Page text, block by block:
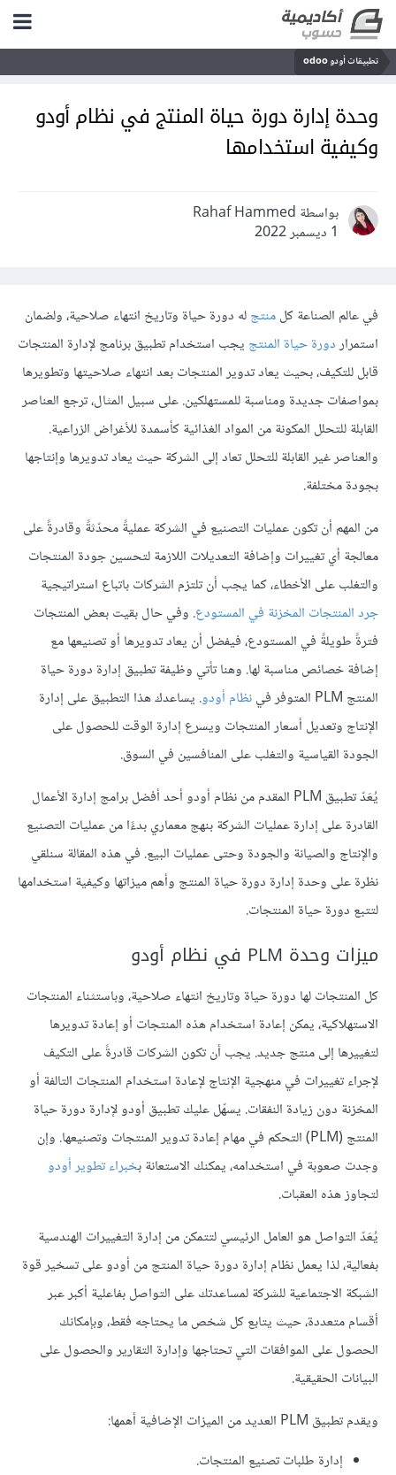
تطبيقات أودو odoo
وحدة إدارة دورة حياة المنتج في نظام أودو
وكيفية استخدامها
بواسطة Rahaf Hammed
1 ديسمبر 2022
في عالم الصناعة كلمنتجله دورة حياة وتاريخ انتهاء صلاحية، ولضمان
استمراردورة حياة المنتج يجب استخدام تطبيق برنامج لإدارة المنتجات
قابل للتكيف، بحيث يعاد تدوير المنتجات بعد انتهاء صلاحيتها وتطويرها
بمواصفات جديدة ومناسبة للمستهلكين. على سبيل المثال، ترجع العناصر
القابلة للتحلل المكونة من المواد الغذائية كأسمدة للأغراض الزراعية.
والعناصر غير القابلة للتحلل تعاد إلى الشركة حيث يعاد تدويرها وإنتاجها
بجودة مختلفة.
من المهم أن تكون عمليات التصنيع في الشركة عمليةً محدّثةً وقادرةً على
معالجة أي تغييرات وإضافة التعديلات اللازمة لتحسين جودة المنتجات
والتغلب على الأخطاء، كما يجب أن تلتزم الشركات باتباع استراتيجية
جرد المنتجات المخزنة في المستودع. وفي حال بقيت بعض المنتجات
فترةً طويلةً في المستودع، فيفضل أن يعاد تدويرها أو تصنيعها مع
إضافة خصائص مناسبة لها. وهنا تأتي وظيفة تطبيق إدارة دورة حياة
المنتج PLM المتوفر في
نظام أودو. يساعدك هذا التطبيق على إدارة
الإنتاج وتعديل أسعار المنتجات ويسرع إدارة الوقت للحصول على
الجودة القياسية والتغلب على المنافسين في السوق.
يُعَدّ تطبيق PLM المقدم من نظام أودو أحد أفضل برامج إدارة الأعمال
القادرة على إدارة عمليات الشركة بنهج معماري بدءًا من عمليات التصنيع
والإنتاج والصيانة والجودة وحتى عمليات البيع. في هذه المقالة سنلقي
نظرة على وحدة إدارة دورة حياة المنتج وأهم ميزاتها وكيفية استخدامها
لتتبع دورة حياة المنتجات.
ميزات وحدة PLM في نظام أودو
كل المنتجات لها دورة حياة وتاريخ انتهاء صلاحية، وباستثناء المنتجات
الاستهلاكية، يمكن إعادة استخدام هذه المنتجات أو إعادة تدويرها
لتغييرها إلى منتج جديد. يجب أن تكون الشركات قادرةً على التكيف
لإجراء تغييرات في منهجية الإنتاج لإعادة استخدام المنتجات التالفة أو
المخزنة دون زيادة النفقات. يسهّل عليك تطبيق أودو لإدارة دورة حياة
المنتج (PLM) التحكم في مهام إعادة تدوير المنتجات وتصنيعها. وإن
وجدت صعوبة في استخدامه، يمكنك الاستعانة بخبراء تطوير أودو
لتجاوز هذه العقبات.
يُعَدّ التواصل هو العامل الرئيسي لتتمكن من إدارة التغييرات الهندسية
بفعالية، لذا يعمل نظام إدارة دورة حياة المنتج من أودو على تسخير قوة
الشبكة الاجتماعية للشركة لمساعدتك على التواصل بفاعلية أكبر عبر
أقسام متعددة، حيث يتابع كل شخص ما يحتاجه فقط، وبإمكانك
الحصول على الموافقات التي تحتاجها وإدارة التقارير والحصول على
البيانات الحقيقية.
ويقدم تطبيق PLM العديد من الميزات الإضافية أهمها:
إدارة طلبات تصنيع المنتجات.